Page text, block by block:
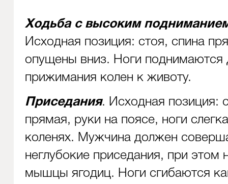
Ходьба с высоким
Исходная позиция: стоя, спина
опущены вниз. Ноги поднимаются
прижимания колен к животу.
Приседания. Исходная позиция:
прямая, руки на поясе, ноги
коленях. Мужчина должен
неглубокие приседания, при этом
мышцы ягодиц. Ноги сгибаются